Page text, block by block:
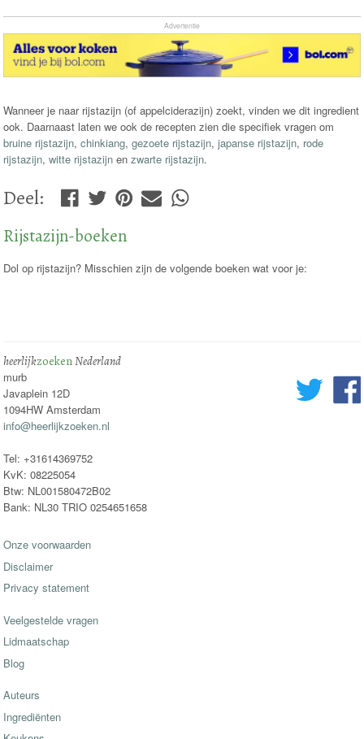
Advertentie
Wanneer je naar rijstazijn (of appelciderazijn) zoekt, vinden we dit ingredient
ook. Daarnaast laten we ook de recepten zien die specifiek vragen om
bruine rijstazijn,chinkiang,gezoete rijstazijn,japanse rijstazijn, rode
rijstazijn,witte rijstazijn enzwarte rijstazijn.
Deel:
Rijstazijn-boeken
Dol op rijstazijn? Misschien zijn de volgende boeken wat voor je:
heerlijkzoekenNederland
murb
Javaplein 12D
1094HW Amsterdam
info@heerlijkzoeken.nl
Tel: +31614369752
KvK: 08225054
Btw: NL001580472B02
Bank: NL30 TRIO 0254651658
Onze voorwaarden
Disclaimer
Privacy statement
Veelgestelde vragen
Lidmaatschap
Blog
Auteurs
Ingrediënten